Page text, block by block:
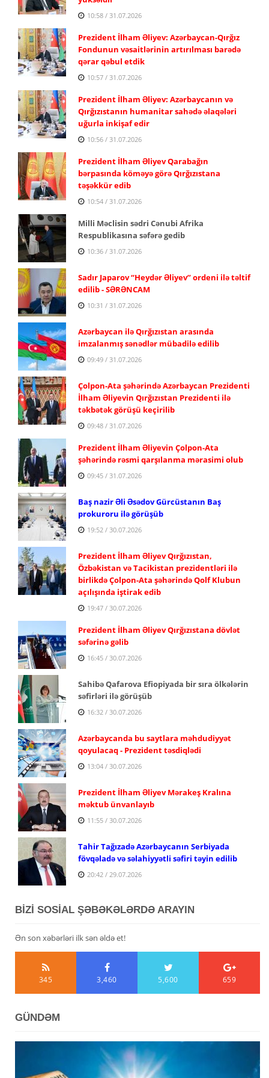
10:58 / 31.07.2026
Prezident İlham Əliyev: Azərbaycan-Qırğız
Fondunun vəsaitlərinin artırılması barədə
qərar qəbul etdik
10:57 / 31.07.2026
Prezident İlham Əliyev: Azərbaycanın və
Qırğızıstanın humanitar sahədə əlaqələri
uğurla inkişaf edir
10:56 / 31.07.2026
Prezident İlham Əliyev Qarabağın
bərpasında köməyə görə Qırğızıstana
təşəkkür edib
10:54 / 31.07.2026
Milli Məclisin sədri Cənubi Afrika
Respublikasına səfərə gedib
10:36 / 31.07.2026
Sadır Japarov “Heydər Əliyev” ordeni ilə təltif
edilib - SƏRƏNCAM
10:31 / 31.07.2026
Azərbaycan ilə Qırğızıstan arasında
imzalanmış sənədlər mübadilə edilib
09:49 / 31.07.2026
Çolpon-Ata şəhərində Azərbaycan Prezidenti
İlham Əliyevin Qırğızıstan Prezidenti ilə
təkbətək görüşü keçirilib
09:48 / 31.07.2026
Prezident İlham Əliyevin Çolpon-Ata
şəhərində rəsmi qarşılanma mərasimi olub
09:45 / 31.07.2026
Baş nazir Əli Əsədov Gürcüstanın Baş
prokuroru ilə görüşüb
19:52 / 30.07.2026
Prezident İlham Əliyev Qırğızıstan,
Özbəkistan və Tacikistan prezidentləri ilə
birlikdə Çolpon-Ata şəhərində Qolf Klubun
açılışında iştirak edib
19:47 / 30.07.2026
Prezident İlham Əliyev Qırğızıstana dövlət
səfərinə gəlib
16:45 / 30.07.2026
Sahibə Qafarova Efiopiyada bir sıra ölkələrin
səfirləri ilə görüşüb
16:32 / 30.07.2026
Azərbaycanda bu saytlara məhdudiyyət
qoyulacaq - Prezident təsdiqlədi
13:04 / 30.07.2026
Prezident İlham Əliyev Mərakeş Kralına
məktub ünvanlayıb
11:55 / 30.07.2026
Tahir Tağızadə Azərbaycanın Serbiyada
fövqəladə və səlahiyyətli səfiri təyin edilib
20:42 / 29.07.2026
BİZİ SOSİAL ŞƏBƏKƏLƏRDƏ ARAYIN
Ən son xəbərləri ilk sən əldə et!
345 3,460 5,600 659
GÜNDƏM